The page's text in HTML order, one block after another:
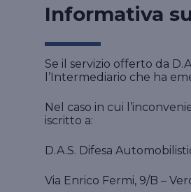
Informativa
Se il servizio offerto da
l’Intermediario che ha
Nel caso in cui
iscritto a:
D.A.S. Difesa
Via Enrico Fermi, 9/B –